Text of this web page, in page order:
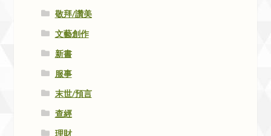
敬拜/讚美
文藝創作
新書
服事
末世/預言
查經
理財